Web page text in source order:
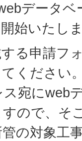
データ
始いたし
る申請フ
ください
宛にweb
ので、そ
の対象工